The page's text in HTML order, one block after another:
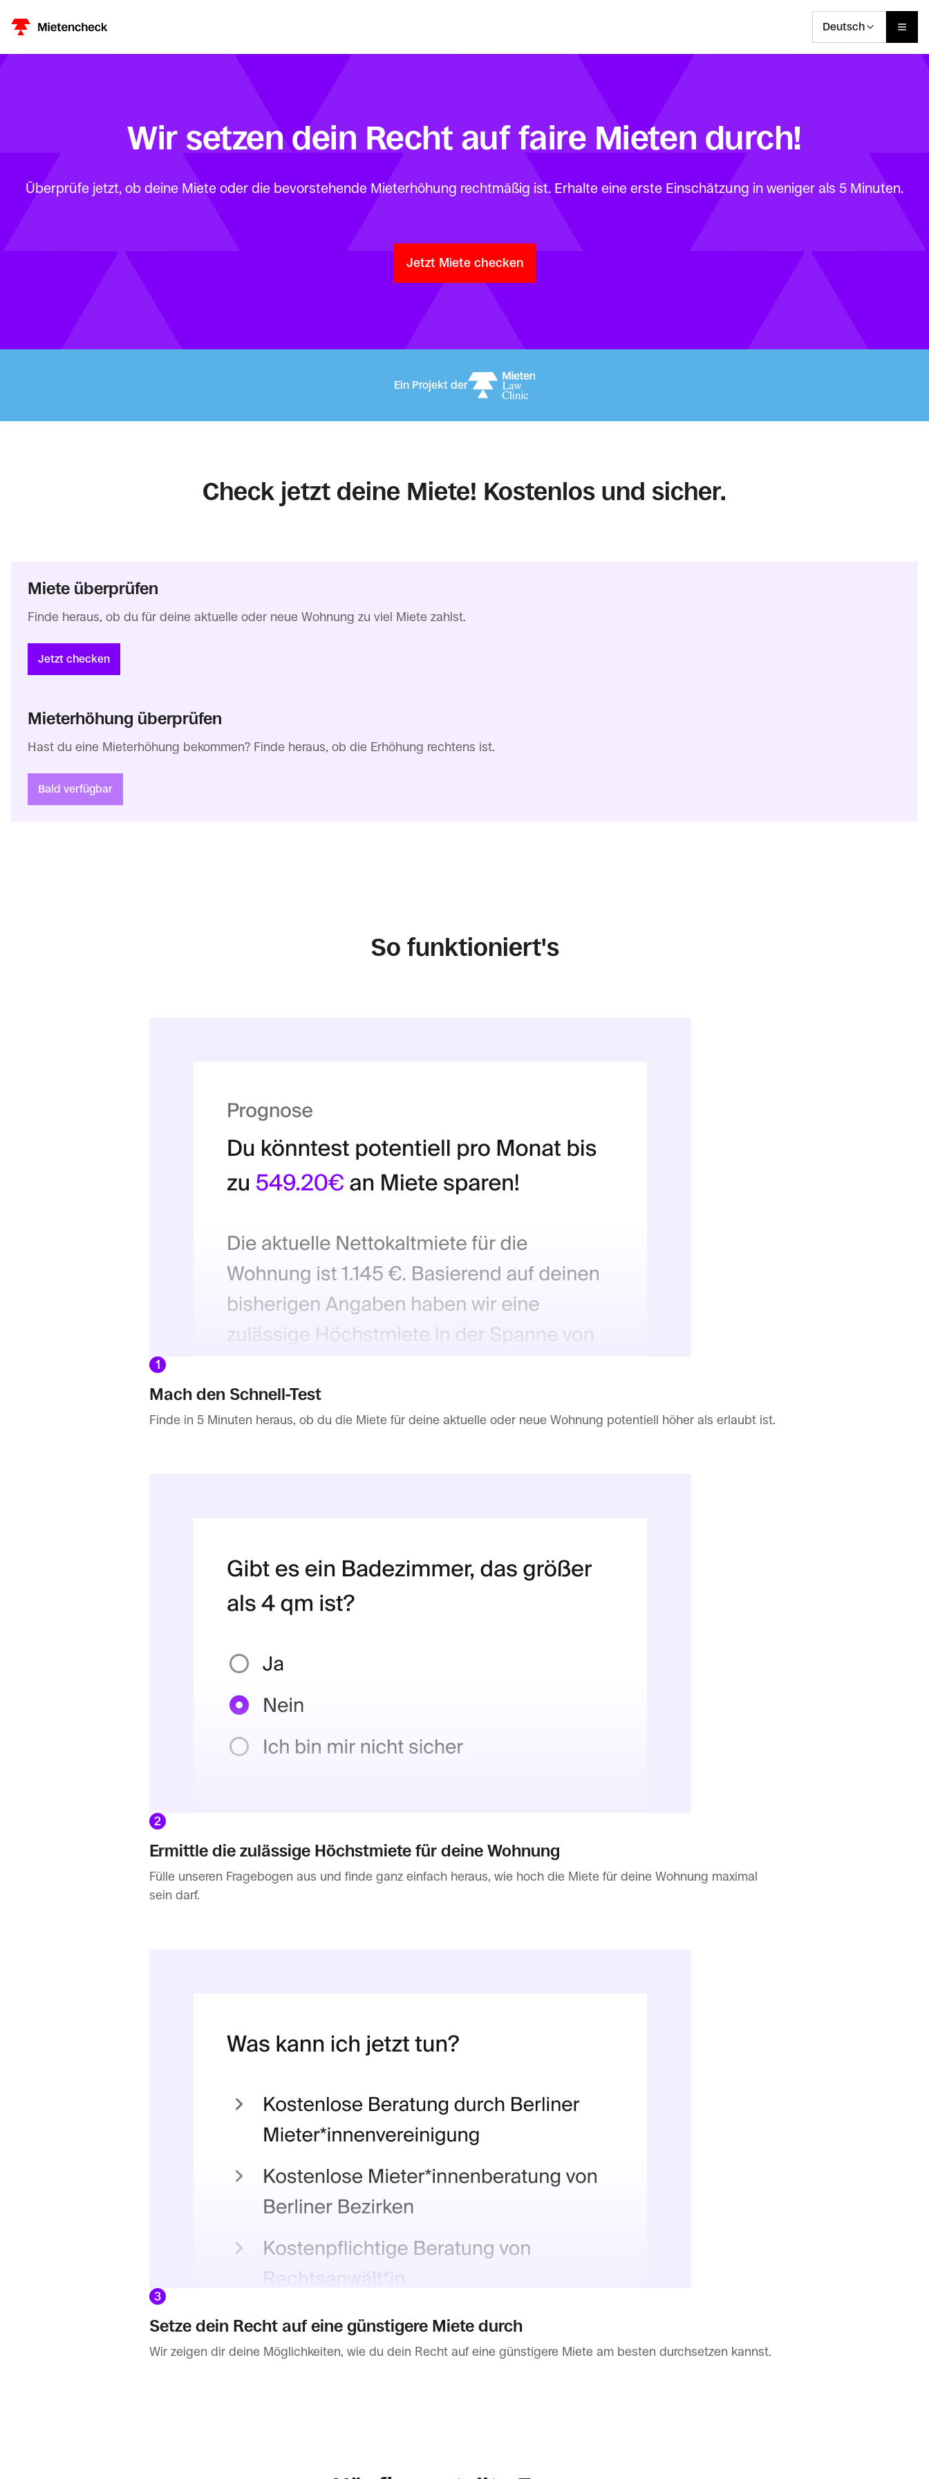
Deutsch
Wir setzen dein Recht auf faire Mieten durch!
Überprüfe jetzt, ob deine Miete oder die bevorstehende Mieterhöhung rechtmäßig ist. Erhalte eine erste Einschätzung in weniger als 5 Minuten.
Jetzt Miete checken
Ein Projekt der
Check jetzt deine Miete! Kostenlos und sicher.
Miete überprüfen
Finde heraus, ob du für deine aktuelle oder neue Wohnung zu viel Miete zahlst.
Jetzt checken
Mieterhöhung überprüfen
Hast du eine Mieterhöhung bekommen? Finde heraus, ob die Erhöhung rechtens ist.
Bald verfügbar
So funktioniert's
1
Mach den Schnell-Test
Finde in 5 Minuten heraus, ob du die Miete für deine aktuelle oder neue Wohnung potentiell höher als erlaubt ist.
2
Ermittle die zulässige Höchstmiete für deine Wohnung
Fülle unseren Fragebogen aus und finde ganz einfach heraus, wie hoch die Miete für deine Wohnung maximal
sein darf.
3
Setze dein Recht auf eine günstigere Miete durch
Wir zeigen dir deine Möglichkeiten, wie du dein Recht auf eine günstigere Miete am besten durchsetzen kannst.